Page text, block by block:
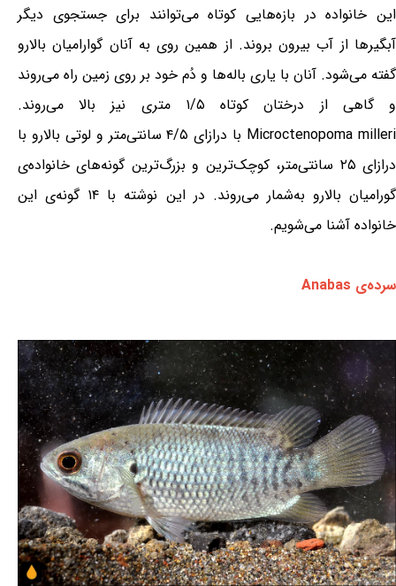
این خانواده در بازه‌هایی کوتاه می‌توانند برای جستجوی دیگر
آبگیرها از آب بیرون بروند. از همین روی به آنان گوارامیان بالارو
گفته می‌شود. آنان با یاری باله‌ها و دُم خود بر روی زمین راه می‌روند
و گاهی از درختان کوتاه ۱/۵ متری نیز بالا می‌روند.
Microctenopoma milleri با درازای ۴/۵ سانتی‌متر و لوتی بالارو با
درازای ۲۵ سانتی‌متر، کوچک‌ترین و بزرگ‌ترین گونه‌های خانواده‌ی
گورامیان بالارو به‌شمار می‌روند. در این نوشته با ۱۴ گونه‌ی این
خانواده آشنا می‌شویم.
سرده‌ی Anabas